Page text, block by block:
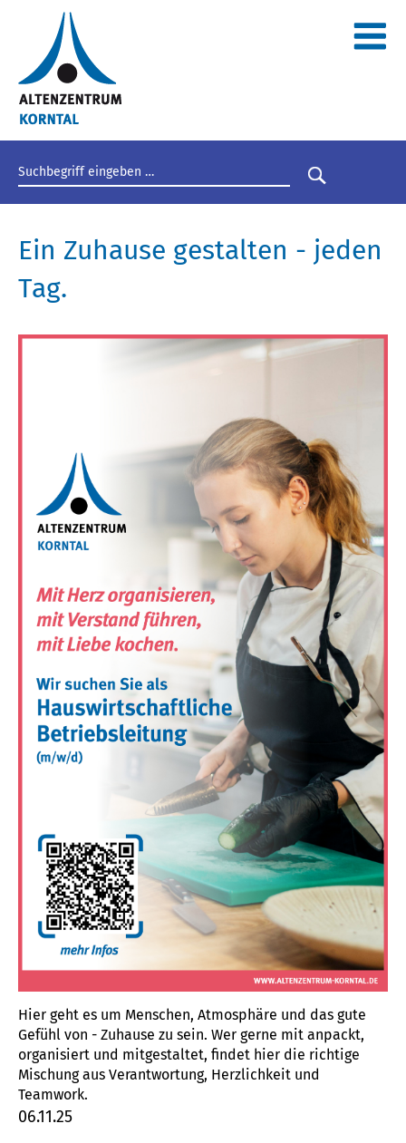
Suchbegriff eingeben
Suche
Ein Zuhause gestalten - jeden
Tag.
Hier geht es um Menschen, Atmosphäre und das gute
Gefühl von - Zuhause zu sein. Wer gerne mit anpackt,
organisiert und mitgestaltet, findet hier die richtige
Mischung aus Verantwortung, Herzlichkeit und
Teamwork.
06.11.25